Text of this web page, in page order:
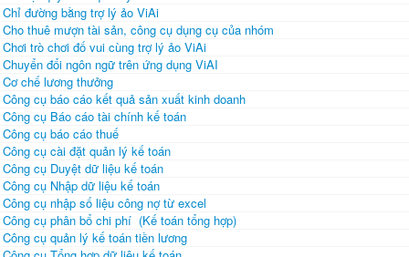
Chỉ đường bằng trợ lý ảo ViAi
Cho thuê mượn tài sản, công cụ dụng cụ của nhóm
Chơi trò chơi đố vui cùng trợ lý ảo ViAi
Chuyển đổi ngôn ngữ trên ứng dụng ViAI
Cơ chế lương thưởng
Công cụ báo cáo kết quả sản xuất kinh doanh
Công cụ Báo cáo tài chính kế toán
Công cụ báo cáo thuế
Công cụ cài đặt quản lý kế toán
Công cụ Duyệt dữ liệu kế toán
Công cụ Nhập dữ liệu kế toán
Công cụ nhập số liệu công nợ từ excel
Công cụ phân bổ chi phí (Kế toán tổng hợp)
Công cụ quản lý kế toán tiền lương